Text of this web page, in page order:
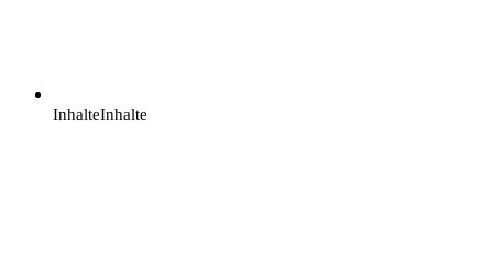
InhalteInhalte